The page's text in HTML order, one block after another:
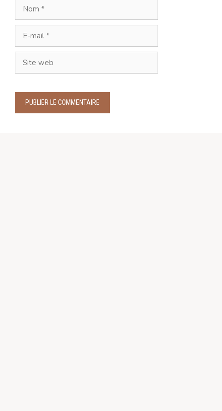
Nom
mail
Site
web